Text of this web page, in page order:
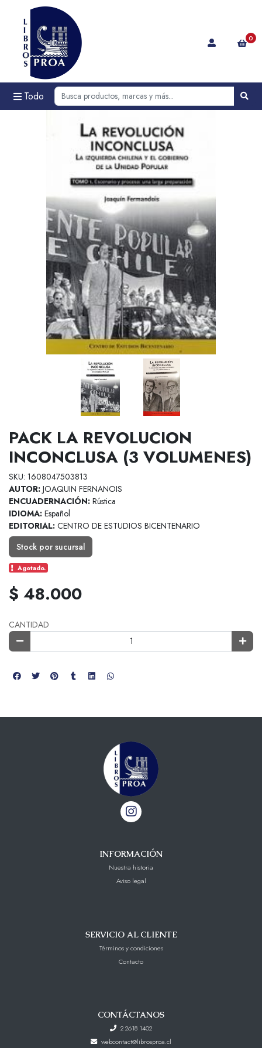
Todo
0
PACK LA REVOLUCION
INCONCLUSA (3 VOLUMENES)
SKU: 1608047503813
AUTOR: JOAQUIN FERNANOIS
ENCUADERNACIÓN: Rústica
IDIOMA: Español
EDITORIAL: CENTRO DE ESTUDIOS BICENTENARIO
Stock por sucursal
Agotado.
$ 48.000
CANTIDAD
INFORMACIÓN
Nuestra historia
Aviso legal
SERVICIO AL CLIENTE
Términos y condiciones
Contacto
CONTÁCTANOS
2 2618 1402
webcontact@librosproa.cl